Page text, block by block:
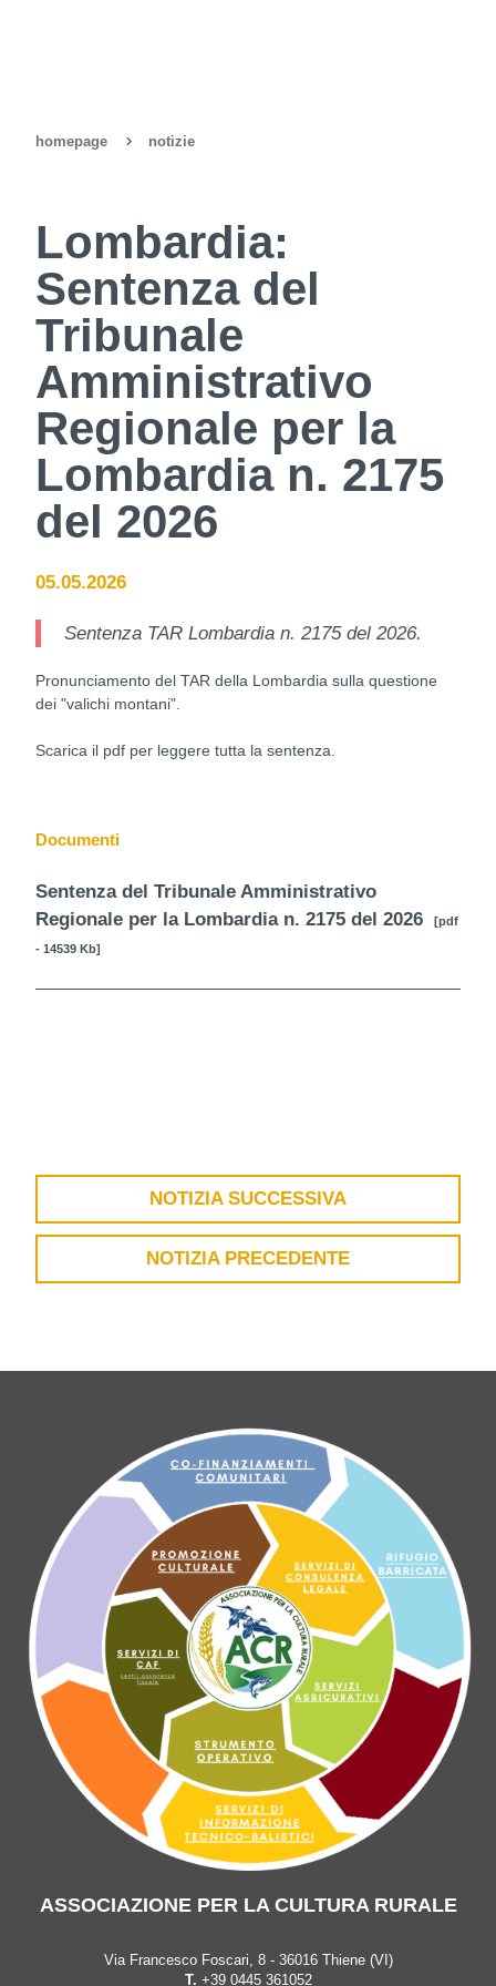
homepage notizie
Lombardia:
Sentenza del
Tribunale
Amministrativo
Regionale per la
Lombardia n. 2175
del 2026
05.05.2026
Sentenza TAR Lombardia n. 2175 del 2026.
Pronunciamento del TAR della Lombardia sulla questione
dei "valichi montani".
Scarica il pdf per leggere tutta la sentenza.
Documenti
Sentenza del Tribunale Amministrativo
Regionale per la Lombardia n. 2175 del 2026[pdf
- 14539 Kb]
NOTIZIA SUCCESSIVA
NOTIZIA PRECEDENTE
ASSOCIAZIONE PER LA CULTURA RURALE
Via Francesco Foscari, 8 - 36016 Thiene (VI)
T. +39 0445 361052